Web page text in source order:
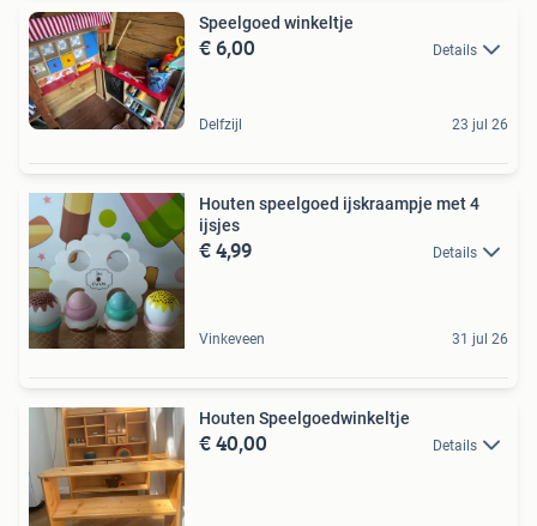
Speelgoed winkeltje
€ 6,00 Details
Delfzijl 23 jul 26
Houten speelgoed ijskraampje met 4
ijsjes
€ 4,99 Details
Vinkeveen 31 jul 26
Houten Speelgoedwinkeltje
€ 40,00 Details